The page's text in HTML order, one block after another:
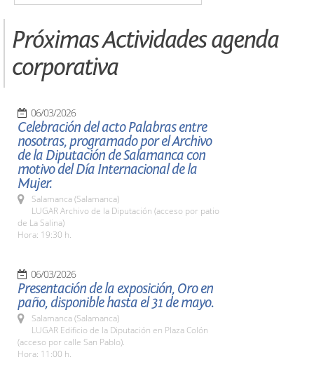
Próximas Actividades agenda
corporativa
06/03/2026
Celebración del acto Palabras entre
nosotras, programado por el Archivo
de la Diputación de Salamanca con
motivo del Día Internacional de la
Mujer.
Salamanca (Salamanca)
LUGAR Archivo de la Diputación (acceso por patio
de La Salina)
Hora: 19:30 h.
06/03/2026
Presentación de la exposición, Oro en
paño, disponible hasta el 31 de mayo.
Salamanca (Salamanca)
LUGAR Edificio de la Diputación en Plaza Colón
(acceso por calle San Pablo).
Hora: 11:00 h.